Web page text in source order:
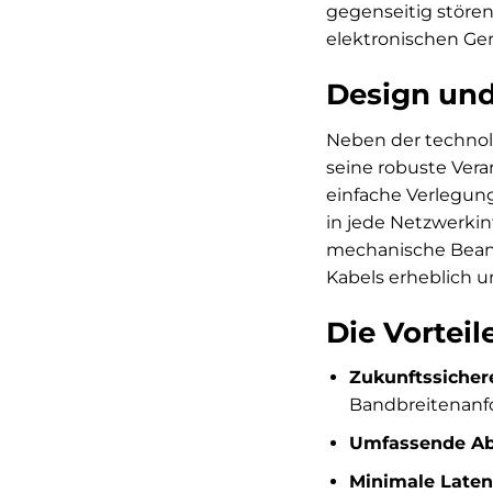
gegenseitig
elektronischen
Design
Neben der
seine robuste
einfache
in jede
mechanische
Kabels erheblich
Die
Umfassende
Minimale